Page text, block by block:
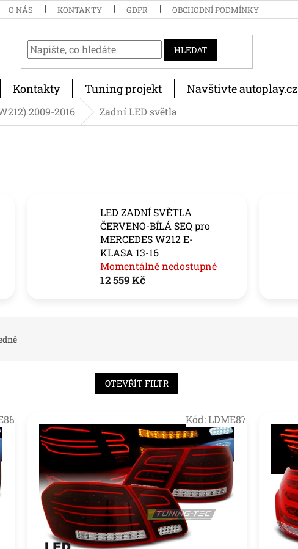
O NÁS KONTAKTY GDPR OBCHODNÍ PODMÍNKY
HLEDAT
Kontakty Tuning projekt Navštivte autoplay.cz
2009-2016 Zadní LED světla
LED ZADNÍ SVĚTLA
ČERVENO-BÍLÁ SEQ pro
MERCEDES W212 E-
KLASA 13-16
Momentálně nedostupné
12 559 Kč
OTEVŘÍT FILTR
Kód:LDME87